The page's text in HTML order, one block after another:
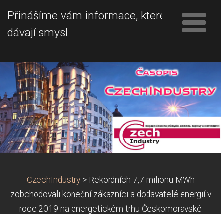
Přinášíme vám informace, které
dávají smysl
CzechIndustry > Rekordních 7,7 milionu MWh
zobchodovali koneční zákazníci a dodavatelé energií v
roce 2019 na energetickém trhu Českomoravské